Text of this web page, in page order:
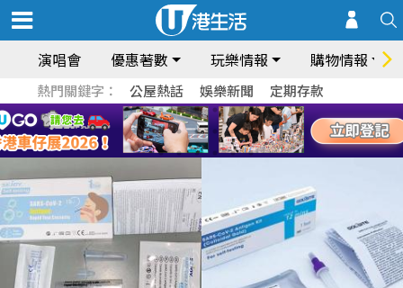
演唱會 優惠著數 玩樂情報 購物情報
熱門關鍵字： 公屋熱話 娛樂新聞 定期存款